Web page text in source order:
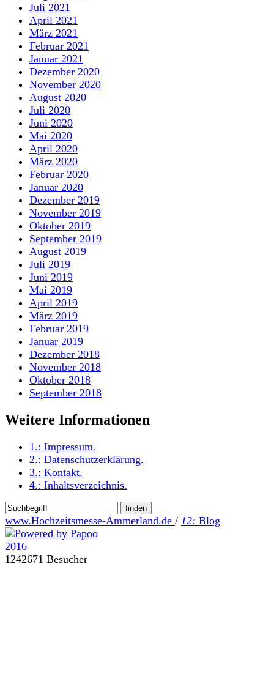
Juli 2021
April 2021
März 2021
Februar 2021
Januar 2021
Dezember 2020
November 2020
August 2020
Juli 2020
Juni 2020
Mai 2020
April 2020
März 2020
Februar 2020
Januar 2020
Dezember 2019
November 2019
Oktober 2019
September 2019
August 2019
Juli 2019
Juni 2019
Mai 2019
April 2019
März 2019
Februar 2019
Januar 2019
Dezember 2018
November 2018
Oktober 2018
September 2018
Weitere Informationen
1.: Impressum.
2.: Datenschutzerklärung.
3.: Kontakt.
4.: Inhaltsverzeichnis.
www.Hochzeitsmesse-Ammerland.de / 12: Blog
1242671 Besucher